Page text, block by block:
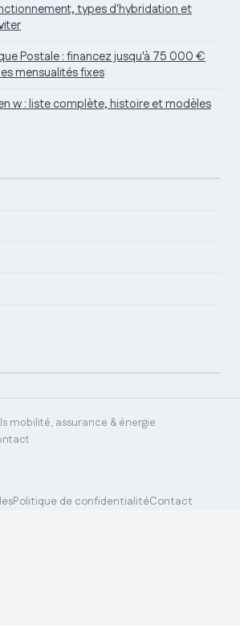
types d'hybridation et
Postale : financez jusqu'à 75 000 €
mensualités fixes
w : liste complète, histoire et modèles
mobilité, assurance & énergie
Politique de confidentialitéContact